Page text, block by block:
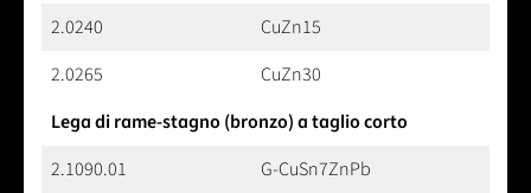
2.0240
CuZn15
2.0265
CuZn30
Lega di rame-stagno (bronzo) a taglio corto
2.1090.01
G-CuSn7ZnPb